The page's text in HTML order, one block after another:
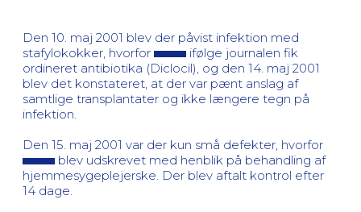
Den 10. maj 2001 blev der påvist infektion med
stafylokokker, hvorfor
ifølge journalen fik
ordineret antibiotika (Diclocil), og den 14. maj 2001
blev det konstateret, at der var pænt anslag af
samtlige transplantater og ikke længere tegn på
infektion.
Den 15. maj 2001 var der kun små defekter, hvorfor
blev udskrevet med henblik på behandling af
hjemmesygeplejerske. Der blev aftalt kontrol efter
14 dage.